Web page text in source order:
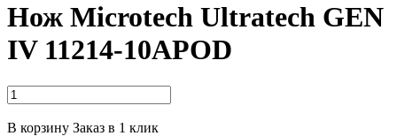
Нож Microtech Ultratech GEN
IV 11214-10APOD
В корзину Заказ в 1 клик